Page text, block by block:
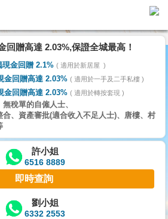
回贈高達 2.03%,保證全城最高！
現金回贈 2.1% 適用於新居屋
金回贈高達 2.03% 適用於一手及二手私樓
金回贈高達 2.03% 適用於轉按套現
無稅單的自僱人士、
合、資產審批(適合收入不足人士)、唐樓、村
許小姐
6516 8889
即時查詢
劉小姐
6332 2553